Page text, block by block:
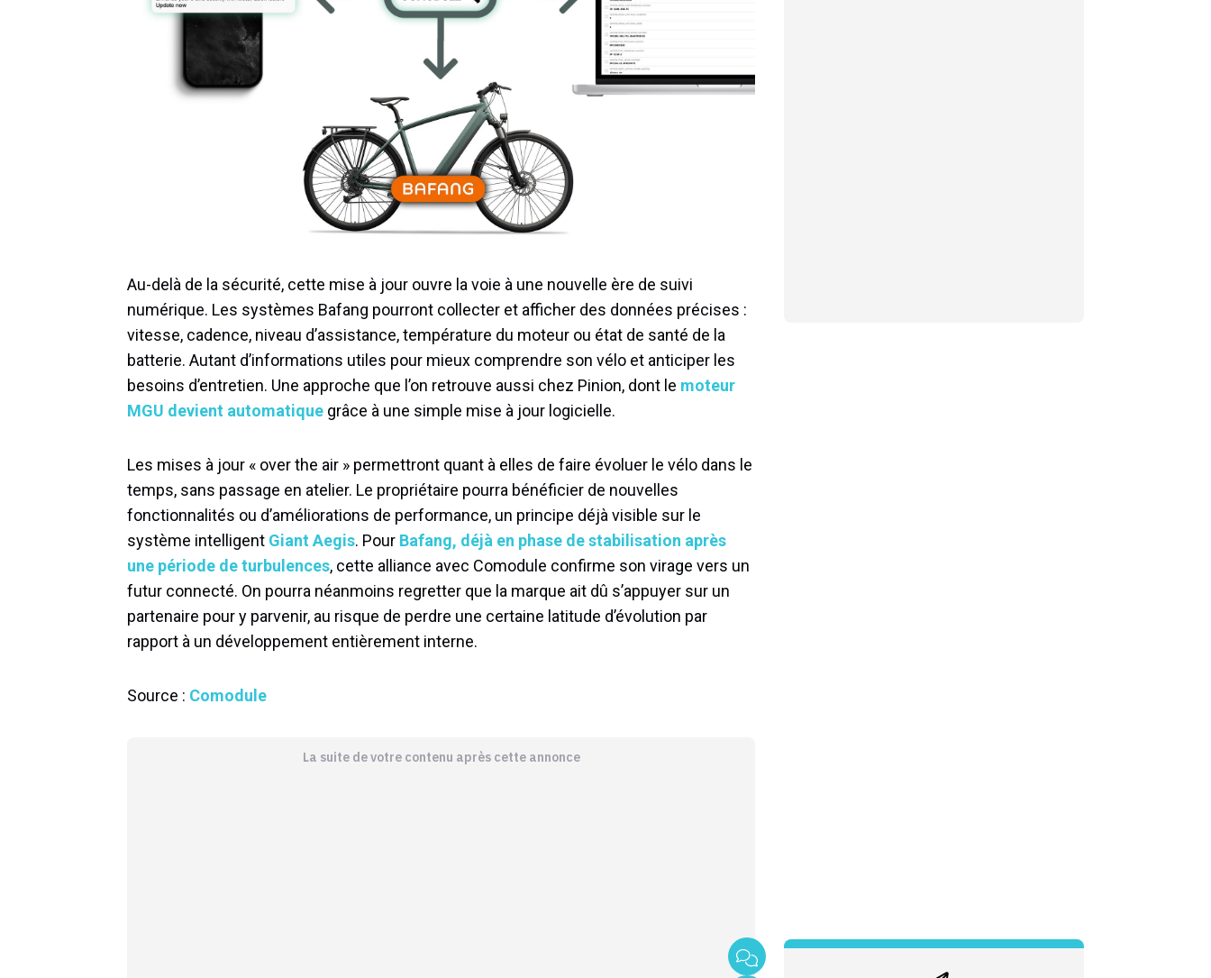
Au-delà de la sécurité, cette mise à jour ouvre la voie à une nouvelle ère de suivi
numérique. Les systèmes Bafang pourront collecter et afficher des données précises :
vitesse, cadence, niveau d’assistance, température du moteur ou état de santé de la
batterie. Autant d’informations utiles pour mieux comprendre son vélo et anticiper les
besoins d’entretien. Une approche que l’on retrouve aussi chez Pinion, dont le moteur
MGU devient automatique grâce à une simple mise à jour logicielle.
Les mises à jour « over the air » permettront quant à elles de faire évoluer le vélo dans le
temps, sans passage en atelier. Le propriétaire pourra bénéficier de nouvelles
fonctionnalités ou d’améliorations de performance, un principe déjà visible sur le
système intelligent Giant Aegis. Pour Bafang, déjà en phase de stabilisation après
une période de turbulences, cette alliance avec Comodule confirme son virage vers un
futur connecté. On pourra néanmoins regretter que la marque ait dû s’appuyer sur un
partenaire pour y parvenir, au risque de perdre une certaine latitude d’évolution par
rapport à un développement entièrement interne.
Source : Comodule
La suite de votre contenu après cette annonce